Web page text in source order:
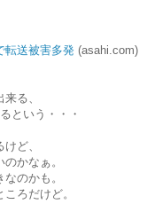
送被害多発 (asahi.com)
る、
という・・・
ど、
かなぁ。
のかも。
ろだけど。